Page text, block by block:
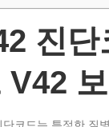
진단
V42